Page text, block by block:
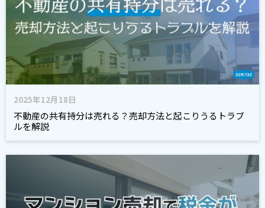
2025年12月18日
不動産の共有持分は売れる？売却方法と起こりうるトラブ
ルを解説